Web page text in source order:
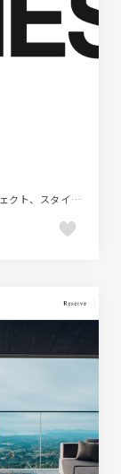
イエロー系、コーポレートサイト、スクロールエフェクト、スタイリッシュ、タイポグラフィー、デザイン・アート・音楽・文芸、ホワイト系、ポートフォリオ、モーション多め、動画が流れる、海外サイト